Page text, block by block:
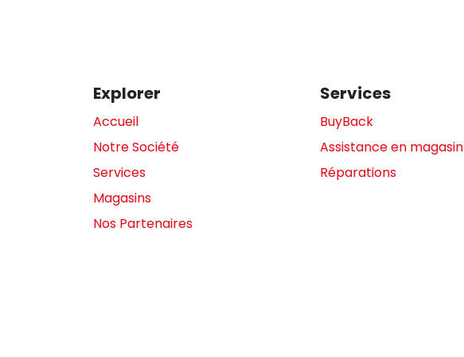
Explorer
Accueil
Notre Société
Services
Magasins
Nos Partenaires
Services
BuyBack
Assistance en magasin
Réparations